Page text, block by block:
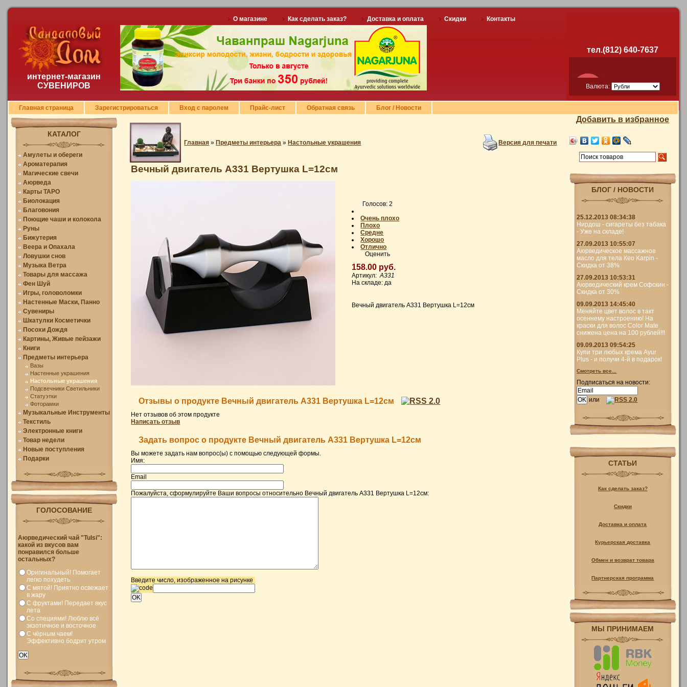
интернет-магазин
СУВЕНИРОВ
О магазине Как сделать заказ? Доставка и оплата Скидки Контакты
тел.(812) 640-7637
Валюта:
Главная страница Зарегистрироваться Вход с паролем Прайс-лист Обратная связь Блог / Новости
КАТАЛОГ
Амулеты и обереги
Ароматерапия
Магические свечи
Аюрведа
Карты ТАРО
Биолокация
Благовония
Поющие чаши и колокола
Руны
Бижутерия
Веера и Опахала
Ловушки снов
Музыка Ветра
Товары для массажа
Фен Шуй
Игры, головоломки
Настенные Маски, Панно
Сувениры
Шкатулки Косметички
Посохи Дождя
Картины, Живые пейзажи
Книги
Предметы интерьера
Вазы
Настенные украшения
Настольные украшения
Подсвечники Светильники
Статуэтки
Фоторамки
Музыкальные Инструменты
Текстиль
Электронные книги
Товар недели
Новые поступления
Подарки
ГОЛОСОВАНИЕ
Аюрведический чай "Tulsi":
какой из вкусов вам
понравился больше
остальных?
Оригинальный! Помогает
легко похудеть
С мятой! Приятно освежает
в жару
С фруктами! Передает вкус
лета
Со специями! Люблю всё
экзотичное и восточное
С чёрным чаем!
Эффективно бодрит утром
Главная » Предметы интерьера » Настольные украшения Версия для печати
Вечный двигатель A331 Вертушка L=12см
Голосов: 2
Очень плохо
Плохо
Средне
Хорошо
Отлично
Оценить
158.00 руб.
Артикул: A331
На складе: да
Вечный двигатель A331 Вертушка L=12см
Отзывы о продукте Вечный двигатель A331 Вертушка L=12см
Нет отзывов об этом продукте
Написать отзыв
Задать вопрос о продукте Вечный двигатель A331 Вертушка L=12см
Вы можете задать нам вопрос(ы) с помощью следующей формы.
Имя:
Email
Пожалуйста, сформулируйте Ваши вопросы относительно Вечный двигатель A331 Вертушка L=12см:
Введите число, изображенное на рисунке
Добавить в избранное
БЛОГ / НОВОСТИ
25.12.2013 08:34:38
Нирдош - сигареты без табака
- Уже на складе!
27.09.2013 10:55:07
Аюрведическое массажное
масло для тела Кео Karpin -
Скидка от 38%
27.09.2013 10:53:31
Аюрведический крем Софскин -
Скидка от 30%
09.09.2013 14:45:40
Меняйте цвет волос в такт
осеннему настроению! На
краски для волос Color Mate
снижена цена на 100 рублей!!!
09.09.2013 09:54:25
Купи три любых крема Ayur
Plus - и получи 4-й в подарок!
Смотреть все...
Подписаться на новости:
или
СТАТЬИ
Как сделать заказ?
Скидки
Доставка и оплата
Курьерская доставка
Обмен и возврат товара
Партнерская программа
МЫ ПРИНИМАЕМ